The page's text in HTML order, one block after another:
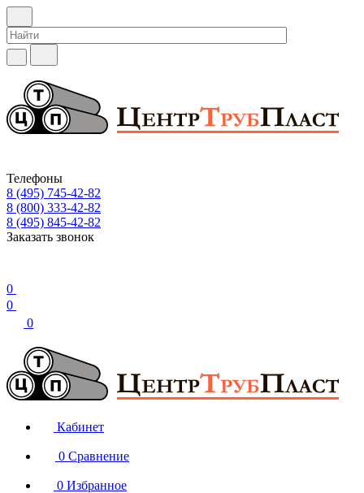
Телефоны
8 (495) 745-42-82
8 (800) 333-42-82
8 (495) 845-42-82
Заказать звонок
0
0
0
Кабинет
0 Сравнение
0 Избранное